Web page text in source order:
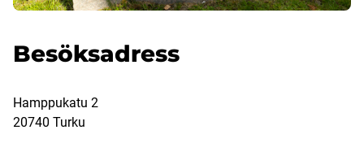
Besöksadress
Hamppukatu 2
20740 Turku